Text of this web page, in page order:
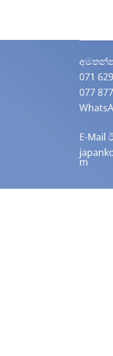
071
077
E-Mail
m